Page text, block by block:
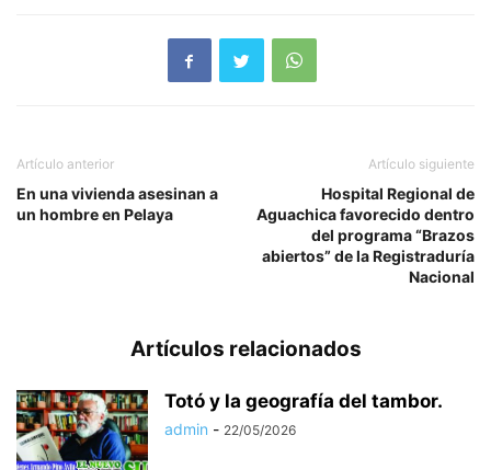
Artículo anterior
En una vivienda asesinan a
un hombre en Pelaya
Artículo siguiente
Hospital Regional de
Aguachica favorecido dentro
del programa “Brazos
abiertos” de la Registraduría
Nacional
Artículos relacionados
Totó y la geografía del tambor.
admin - 22/05/2026